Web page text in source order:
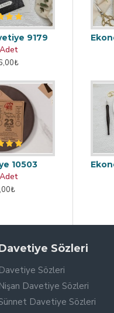
9179
10503
Sözleri
Davetiye Sözleri
Nişan Davetiye Sözleri
Davetiye Sözleri